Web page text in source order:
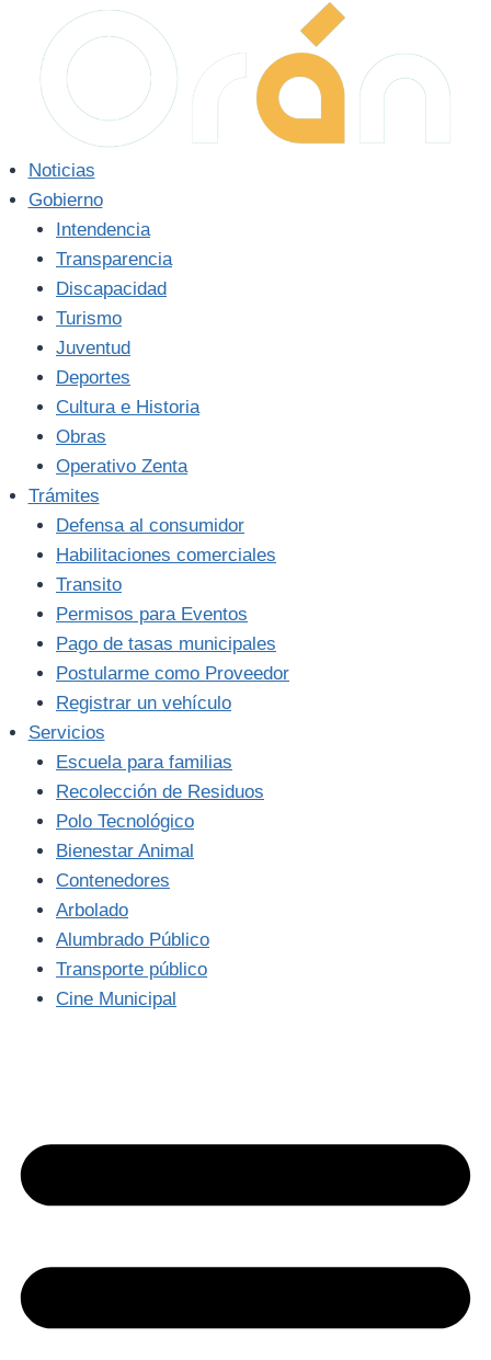
contenido
Noticias
Gobierno
Intendencia
Transparencia
Discapacidad
Turismo
Juventud
Deportes
Cultura e Historia
Obras
Operativo Zenta
Trámites
Defensa al consumidor
Habilitaciones comerciales
Transito
Permisos para Eventos
Pago de tasas municipales
Postularme como Proveedor
Registrar un vehículo
Servicios
Escuela para familias
Recolección de Residuos
Polo Tecnológico
Bienestar Animal
Contenedores
Arbolado
Alumbrado Público
Transporte público
Cine Municipal